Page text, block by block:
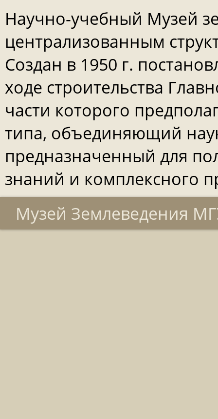
Научно-учебный Музей
централизованным
Создан в 1950 г.
ходе строительства
части которого
типа, объединяющий
предназначенный для
знаний и комплексного
Музей Землеведения